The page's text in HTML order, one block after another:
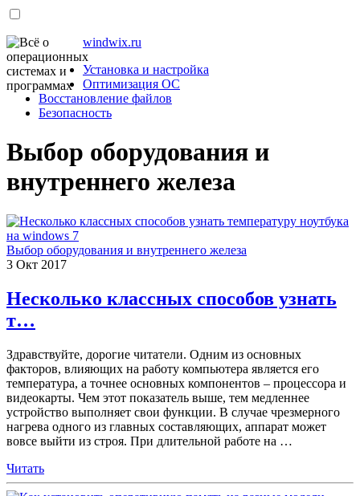
windwix.ru
Установка и настройка
Оптимизация ОС
Восстановление файлов
Безопасность
Выбор оборудования и
внутреннего железа
Выбор оборудования и внутреннего железа
3 Окт 2017
Несколько классных способов узнать
т…
Здравствуйте, дорогие читатели. Одним из основных
факторов, влияющих на работу компьютера является его
температура, а точнее основных компонентов – процессора и
видеокарты. Чем этот показатель выше, тем медленнее
устройство выполняет свои функции. В случае чрезмерного
нагрева одного из главных составляющих, аппарат может
вовсе выйти из строя. При длительной работе на …
Читать